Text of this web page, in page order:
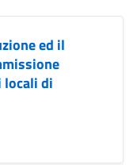
ed il
locali di